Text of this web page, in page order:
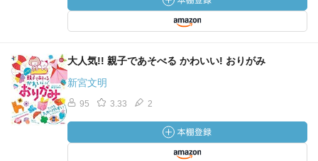
大人気!! 親子であそべる かわいい! おりがみ
新宮文明
95 3.33 2